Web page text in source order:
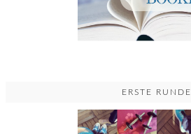
ERSTE RUNDE